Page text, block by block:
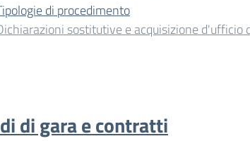
di procedimento
sostitutive e acquisizione d'ufficio
di gara e contratti